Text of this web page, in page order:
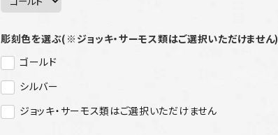
彫刻色を選ぶ(※ジョッキ・サーモス類はご選択いただけません)
ゴールド
シルバー
ジョッキ・サーモス類はご選択いただけません